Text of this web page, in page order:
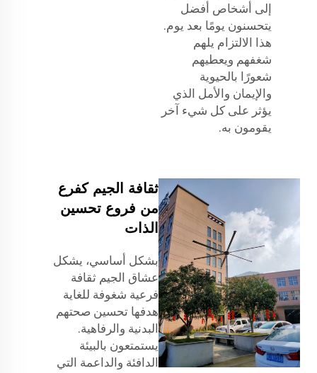
إلى أشخاص أفضل
يتحسنون يومًا بعد يوم.
هذا الالتزام يلهم
شغفهم ويعطيهم
شعورًا بالحيوية
والإيمان والأمل الذي
يؤثر على كل شيء آخر
يقومون به.
ثقافة الجيم كفرع
من فروع تحسين
الذات
بشكل أساسي، يشكل
عشاق الجيم ثقافة
فرعية شغوفة للغاية
هدفها تحسين صحتهم
البدنية والرفاهية.
يستمتعون بالبيئة
الدافئة والداعمة التي